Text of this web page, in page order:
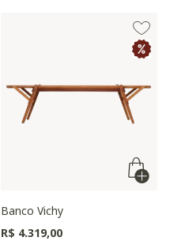
Banco Vichy
R$ 4.319,00